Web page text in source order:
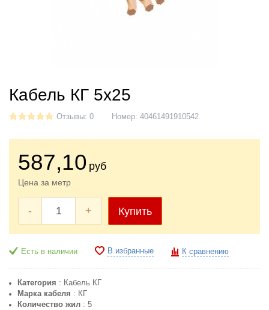
Кабель КГ 5x25
Отзывы: 0 Номер: 40461491910542
587,10 руб
Цена за метр
- + Купить
Есть в наличии В избранные К сравнению
Категория : Кабель КГ
Марка кабеля : КГ
Количество жил: 5